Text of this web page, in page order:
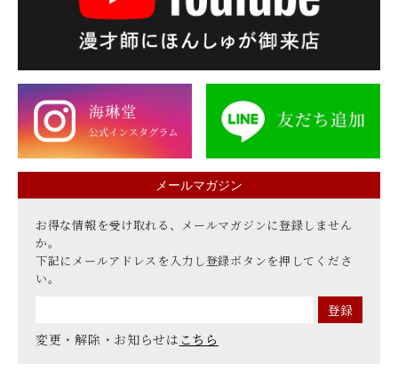
メールマガジン
お得な情報を受け取れる、メールマガジンに登録しません
か。
下記にメールアドレスを入力し登録ボタンを押してくださ
い。
変更・解除・お知らせは こちら